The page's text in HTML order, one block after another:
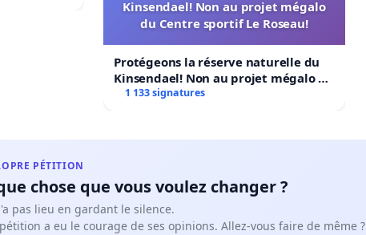
Kinsendael! Non au projet mégalo
du Centre sportif Le Roseau!
Protégeons la réserve naturelle du
Kinsendael! Non au projet mégalo du
Centre sportif Le Roseau!
1 133 signatures
PÉTITION
chose que vous voulez changer ?
pas lieu en gardant le silence.
a eu le courage de ses opinions. Allez-vous faire de même ?